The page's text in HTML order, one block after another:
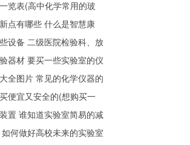
大全？急
， 仪器展览网，你可以去这上面看看，仪器
仪表网 ，中仪在线
大的仪器仪表网B2B平台
仪表门户网站有那些？
在国内算是最早的一家了
在国内算是比较知名的了
的实验室管理软件
览表(高中化学常用的玻
点有哪些 什么是智慧康
怎么做？
设备 二级医院检验科、放
些医疗设备!详细点!
器材 要买一些实验室的仪
下到哪儿买
全图片 常见的化学仪器的
便宜又安全的(想购买一
实验器材，大概要多少
是？哪里有卖？那里的便
置 谁知道实验室简易的减
想自己制作一个简单的减
何做好高校未来的实验室